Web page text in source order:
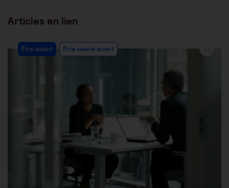
Articles en lien
Être aidant Être salarié aidant